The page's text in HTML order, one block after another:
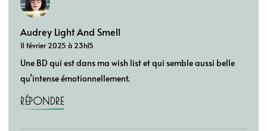
Audrey Light And Smell
11 février 2025 à 23h15
Une BD qui est dans ma wish list et qui semble aussi belle
qu’intense émotionnellement.
RÉPONDRE